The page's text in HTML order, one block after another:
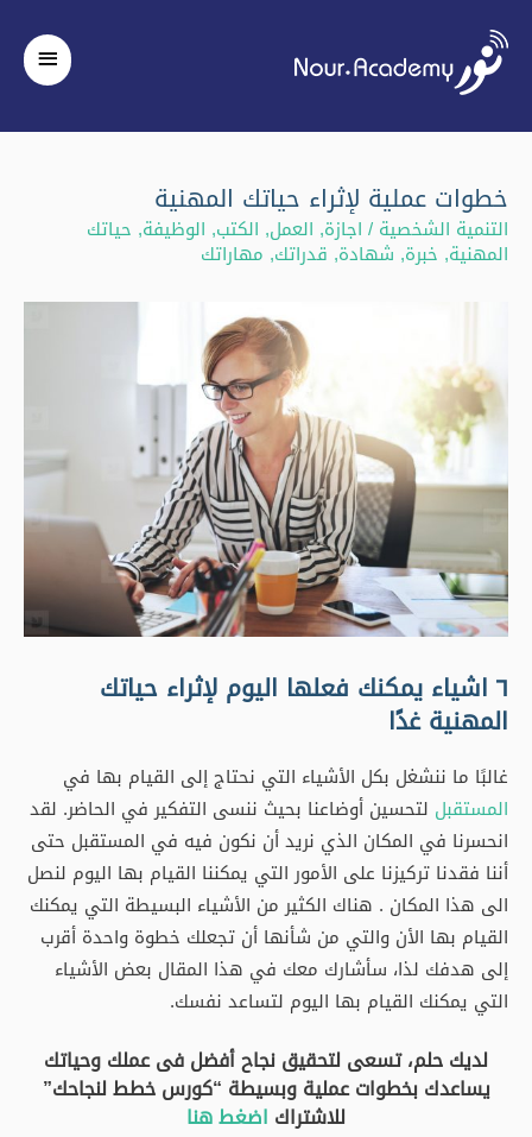
خطوات عملية لإثراء حياتك المهنية
التنمية الشخصية / اجازة, العمل, الكتب, الوظيفة, حياتك
المهنية, خبرة, شهادة, قدراتك, مهاراتك
٦ اشياء يمكنك فعلها اليوم لإثراء حياتك
المهنية غدًا
غالبًا ما ننشغل بكل الأشياء التي نحتاج إلى القيام بها في
المستقبل لتحسين أوضاعنا بحيث ننسى التفكير في الحاضر. لقد
انحسرنا في المكان الذي نريد أن نكون فيه في المستقبل حتى
أننا فقدنا تركيزنا على الأمور التي يمكننا القيام بها اليوم لنصل
الى هذا المكان . هناك الكثير من الأشياء البسيطة التي يمكنك
القيام بها الأن والتي من شأنها أن تجعلك خطوة واحدة أقرب
إلى هدفك لذا، سأشارك معك في هذا المقال بعض الأشياء
التي يمكنك القيام بها اليوم لتساعد نفسك.
لديك حلم، تسعى لتحقيق نجاح أفضل فى عملك وحياتك
يساعدك بخطوات عملية وبسيطة “كورس خطط لنجاحك”
للاشتراك اضغط هنا